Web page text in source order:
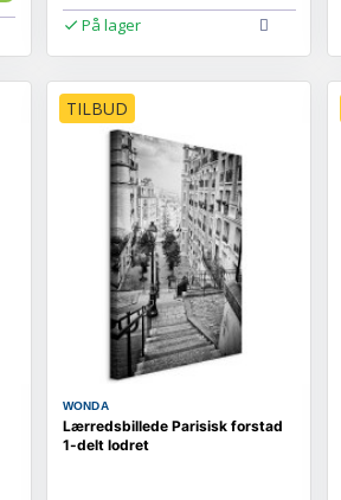
På lager
TILBUD
WONDA
Lærredsbillede Parisisk forstad
1-delt lodret